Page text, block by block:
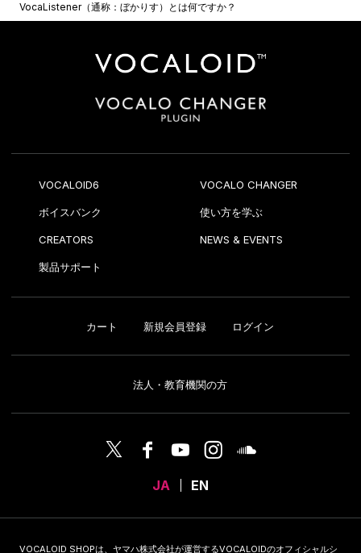
VocaListener（通称：ぼかりす）とは何ですか？
VOCALOID6 VOCALO CHANGER
ボイスバンク 使い方を学ぶ
CREATORS NEWS & EVENTS
製品サポート
カート 新規会員登録 ログイン
法人・教育機関の方
JA EN
VOCALOID SHOPは、ヤマハ株式会社が運営するVOCALOIDのオフィシャルシ